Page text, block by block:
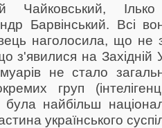
Чайковський,
Барвінський. Всі
наголосила, що не
з'явилися на Західній
не стало
груп
найбільш
українського